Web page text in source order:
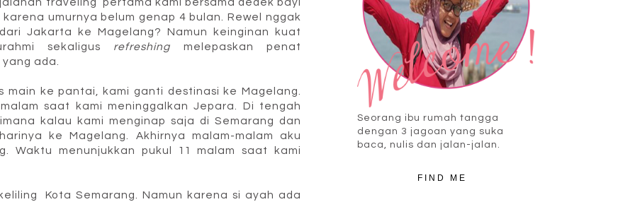
umurnya belum genap 4 bulan. Rewel nggak
Jakarta ke Magelang? Namun keinginan kuat
sekaligus refreshing melepaskan penat
ada.
ke pantai, kami ganti destinasi ke Magelang.
saat kami meninggalkan Jepara. Di tengah
kalau kami menginap saja di Semarang dan
ke Magelang. Akhirnya malam-malam aku
Waktu menunjukkan pukul 11 malam saat kami
Kota Semarang. Namun karena si ayah ada
Seorang ibu rumah tangga
dengan 3 jagoan yang suka
baca, nulis dan jalan-jalan.
FIND ME